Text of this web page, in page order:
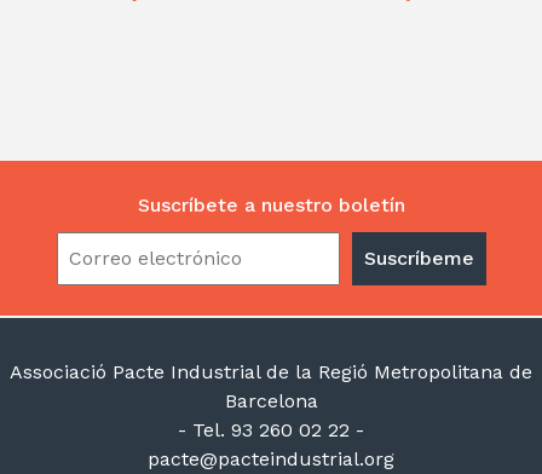
Suscríbete a nuestro boletín
Associació Pacte Industrial de la Regió Metropolitana de
Barcelona
- Tel. 93 260 02 22 -
pacte@pacteindustrial.org